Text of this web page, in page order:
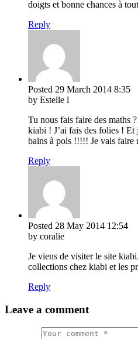
doigts et bonne chances à
Reply
Posted 29 March 2014 8:35
by Estelle l
Tu nous fais faire des maths
kiabi ! J’ai fais des folies ! Et
bains à pois !!!!! Je vais faire
Reply
Posted 28 May 2014 12:54
by coralie
Je viens de visiter le site
collections chez kiabi et les
Reply
Leave a comment